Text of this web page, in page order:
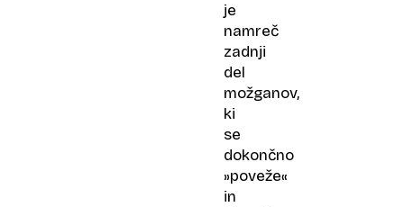
mode
je
namreč
zadnji
del
možganov,
ki
se
dokončno
»poveže«
in